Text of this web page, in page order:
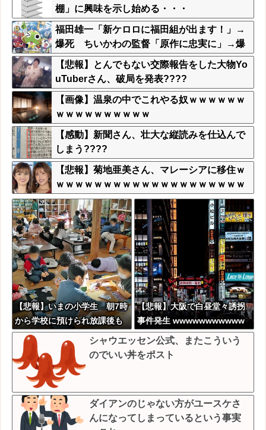
棚」に興味を示し始める・・・
福田雄一「新ケロロに福田組が出ます！」→
爆死 ちいかわの監督「原作に忠実に」→爆
売れ
【悲報】とんでもない交際報告をした大物Yo
uTuberさん、破局を発表????
【画像】温泉の中でこれやる奴ｗｗｗｗｗｗ
ｗｗｗｗｗｗｗｗｗｗ
【感動】新聞さん、壮大な縦読みを仕込んで
しまう????
【悲報】菊地亜美さん、マレーシアに移住ｗ
ｗｗｗｗｗｗｗｗｗｗｗｗｗｗｗｗｗｗｗｗ
ｗｗｗｗ
【悲報】いまの小学生 朝7時
から学校に預けられ放課後も
夜遅くまで学童に預けられる
生活をしていたwwwwwwww
wwwwww
【悲報】大阪で白昼堂々誘拐
事件発生 wwwwwwwwwww
wwwwwwwwwwwwwwwww
wwwwwwww
シャウエッセン公式、またこういう
のでいい丼をポスト
ダイアンのじゃない方がユースケさ
んになってしまっているという事実